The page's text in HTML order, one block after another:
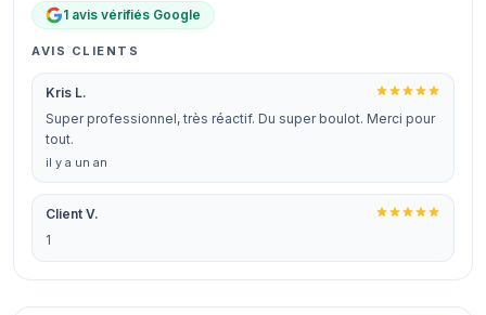
1 avis vérifiés Google
AVIS CLIENTS
Kris L.
Super professionnel, très réactif. Du super boulot. Merci pour
tout.
il y a un an
Client V.
1